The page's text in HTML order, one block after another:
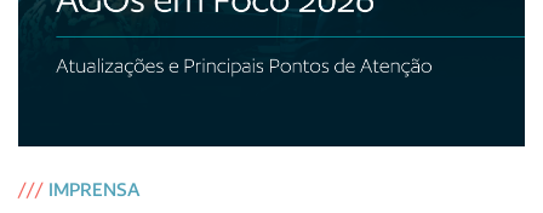
/// IMPRENSA